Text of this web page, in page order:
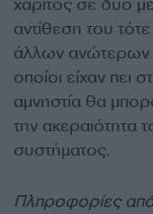
χάριτος σε δύο
αντίθεση του
άλλων ανώτερων
οποίοι είχαν πει
αμνηστία θα
την ακεραιότητα
συστήματος.
Πληροφορίες